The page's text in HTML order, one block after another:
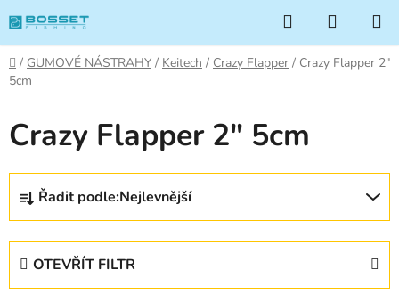
na
obsah
Hledat
KOŠÍK
Domů
/ GUMOVÉ NÁSTRAHY / Keitech / Crazy Flapper / Crazy Flapper 2"
5cm
Crazy Flapper 2" 5cm
Ř
z
Řadit podle:Nejlevnější
OTEVŘÍT FILTR